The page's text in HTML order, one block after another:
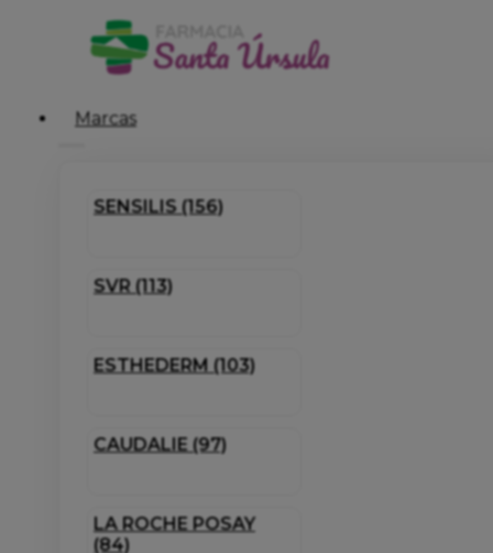
Marcas
SENSILIS (156)
SVR (113)
ESTHEDERM (103)
CAUDALIE (97)
LA ROCHE POSAY
(84)